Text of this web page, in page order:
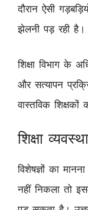
दौरान ऐसी
झेलनी पड़ रही है।
शिक्षा विभाग के
और सत्यापन
वास्तविक शिक्षकों
शिक्षा
विशेषज्ञों का
नहीं निकला तो